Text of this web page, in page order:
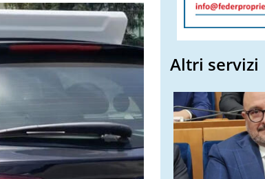
Altri servizi